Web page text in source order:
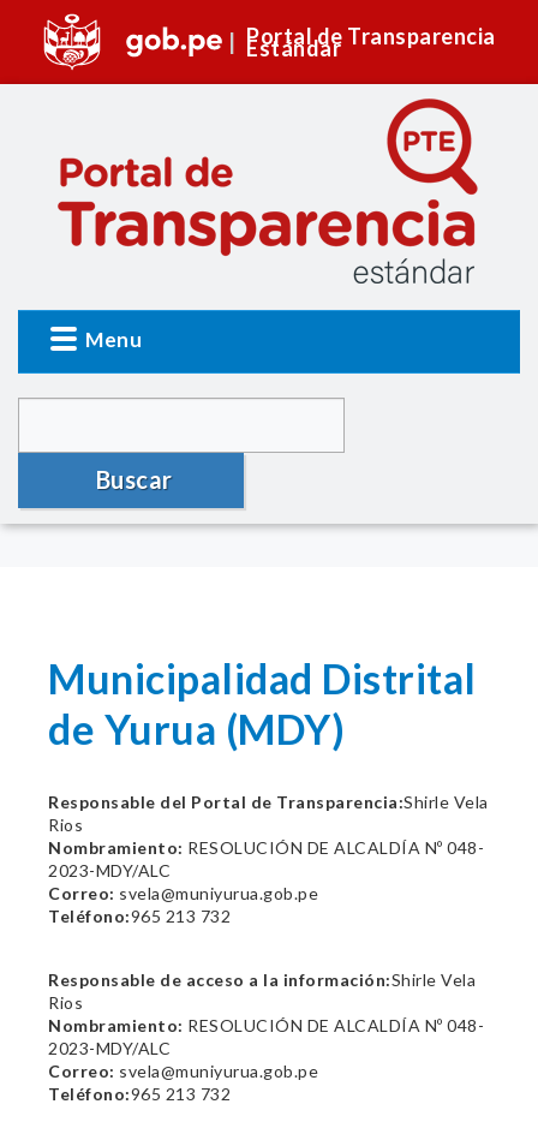
Portal de Transparencia
Estándar
Menu
Buscar
Municipalidad Distrital
de Yurua (MDY)
Responsable del Portal de Transparencia:Shirle Vela
Rios
Nombramiento: RESOLUCIÓN DE ALCALDÍA Nº 048-
2023-MDY/ALC
Correo: svela@muniyurua.gob.pe
Teléfono:965 213 732
Responsable de acceso a la información:Shirle Vela
Rios
Nombramiento: RESOLUCIÓN DE ALCALDÍA Nº 048-
2023-MDY/ALC
Correo: svela@muniyurua.gob.pe
Teléfono:965 213 732